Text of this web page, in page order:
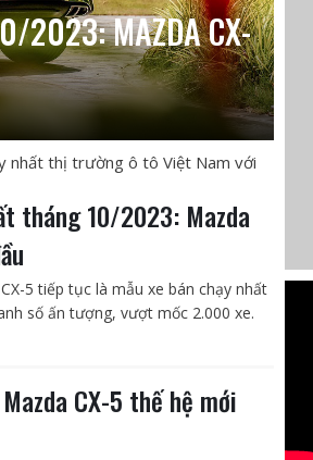
2023: MAZDA CX-
nhất thị trường ô tô Việt Nam với
tháng 10/2023: Mazda
5 tiếp tục là mẫu xe bán chạy nhất
số ấn tượng, vượt mốc 2.000 xe.
CX-5 thế hệ mới